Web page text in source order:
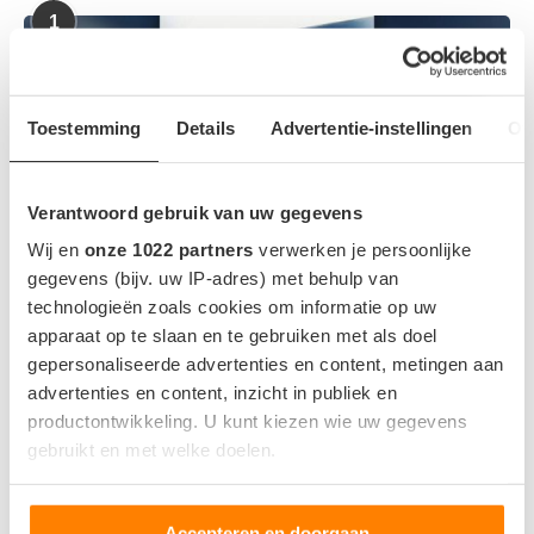
Toestemming Details Advertentie-instellingen
Verantwoord gebruik van uw gegevens
Wij en onze 1022 partners verwerken je persoonlijke
gegevens (bijv. uw IP-adres) met behulp van
technologieën zoals cookies om informatie op uw
apparaat op te slaan en te gebruiken met als doel
gepersonaliseerde advertenties en content, metingen aan
advertenties en content, inzicht in publiek en
productontwikkeling. U kunt kiezen wie uw gegevens
gebruikt en met welke doelen.
Als u het toestaat, willen we ook graag:
1
Tesla komt met Grok-update in Europa: zo werkt
de AI-assistent in Model 3 en Model Y
Meer actieradius en ergonomische
update Tesla Model 3 en Y